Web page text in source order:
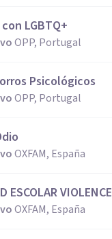
LGBTQ+
OPP, Portugal
Psicológicos
OPP, Portugal
OXFAM, España
ESCOLAR VIOLENCE
OXFAM, España